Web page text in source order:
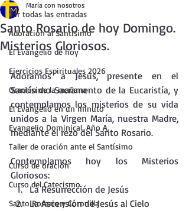
Ver todas las entradas
Adoración al Santísimo
El Evangelio de hoy
Ejercicios Espirituales 2026
Oración de la mañana
El Evangelio en un minuto
Evangelio Dominical. Año A.
Taller de oración ante el Santísimo
Curso de oración
Curso del Catecismo
Santo Rosario y Coronilla
Santo Rosario de hoy Domingo.
Misterios Gloriosos.
María con nosotros
Adoramos a Jesús, presente en el
Santísimo Sacramento de la Eucaristía, y
contemplamos los misterios de su vida
unidos a la Virgen María, nuestra Madre,
mediante el rezo del Santo Rosario.
Contemplamos hoy los Misterios
Gloriosos:
La Resurrección de Jesús
La Ascensión de Jesús al Cielo